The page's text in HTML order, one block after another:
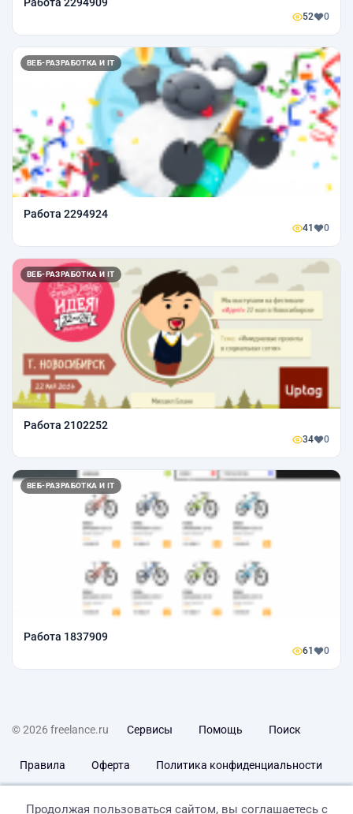
Работа 2294909
52 0
ВЕБ-РАЗРАБОТКА И IT
Работа 2294924
41 0
ВЕБ-РАЗРАБОТКА И IT
Работа 2102252
34 0
ВЕБ-РАЗРАБОТКА И IT
Работа 1837909
61 0
© 2026 freelance.ru Сервисы Помощь Поиск
Правила Оферта Политика конфиденциальности
Продолжая пользоваться сайтом, вы соглашаетесь с